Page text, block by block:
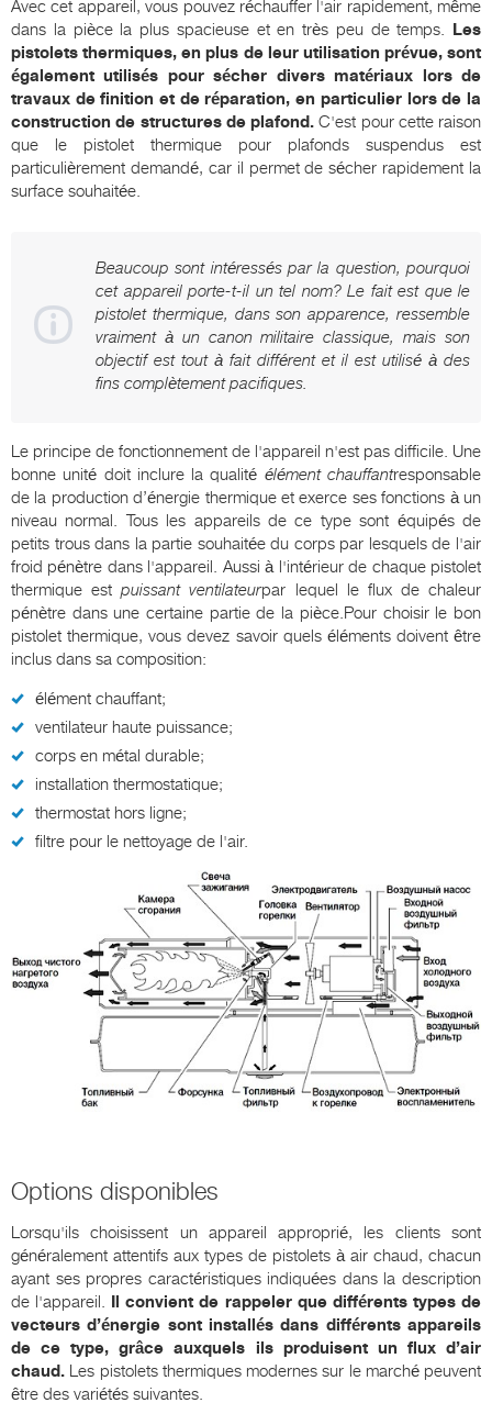
Avec cet appareil, vous pouvez réchauffer l'air rapidement, même
dans la pièce la plus spacieuse et en très peu de temps. Les
pistolets thermiques, en plus de leur utilisation prévue, sont
également utilisés pour sécher divers matériaux lors de
travaux de finition et de réparation, en particulier lors de la
construction de structures de plafond. C'est pour cette raison
que le pistolet thermique pour plafonds suspendus est
particulièrement demandé, car il permet de sécher rapidement la
surface souhaitée.
Beaucoup sont intéressés par la question, pourquoi
cet appareil porte-t-il un tel nom? Le fait est que le
pistolet thermique, dans son apparence, ressemble
vraiment à un canon militaire classique, mais son
objectif est tout à fait différent et il est utilisé à des
fins complètement pacifiques.
Le principe de fonctionnement de l'appareil n'est pas difficile. Une
bonne unité doit inclure la qualité élément chauffantresponsable
de la production d’énergie thermique et exerce ses fonctions à un
niveau normal. Tous les appareils de ce type sont équipés de
petits trous dans la partie souhaitée du corps par lesquels de l'air
froid pénètre dans l'appareil. Aussi à l'intérieur de chaque pistolet
thermique estpuissant ventilateurpar lequel le flux de chaleur
pénètre dans une certaine partie de la pièce.Pour choisir le bon
pistolet thermique, vous devez savoir quels éléments doivent être
inclus dans sa composition:
élément chauffant;
ventilateur haute puissance;
corps en métal durable;
installation thermostatique;
thermostat hors ligne;
filtre pour le nettoyage de l'air.
Options disponibles
Lorsqu'ils choisissent un appareil approprié, les clients sont
généralement attentifs aux types de pistolets à air chaud, chacun
ayant ses propres caractéristiques indiquées dans la description
de l'appareil. Il convient de rappeler que différents types de
vecteurs d’énergie sont installés dans différents appareils
de ce type, grâce auxquels ils produisent un flux d’air
chaud. Les pistolets thermiques modernes sur le marché peuvent
être des variétés suivantes.